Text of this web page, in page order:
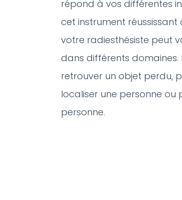
répond à vos différentes
cet instrument
votre radiesthésiste peut
dans différents
retrouver un objet perdu,
localiser une personne ou
personne.